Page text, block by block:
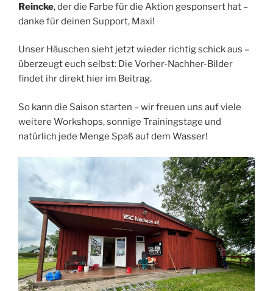
Reincke, der die Farbe für die Aktion gesponsert hat –
danke für deinen Support, Maxi!
Unser Häuschen sieht jetzt wieder richtig schick aus –
überzeugt euch selbst: Die Vorher-Nachher-Bilder
findet ihr direkt hier im Beitrag.
So kann die Saison starten – wir freuen uns auf viele
weitere Workshops, sonnige Trainingstage und
natürlich jede Menge Spaß auf dem Wasser!